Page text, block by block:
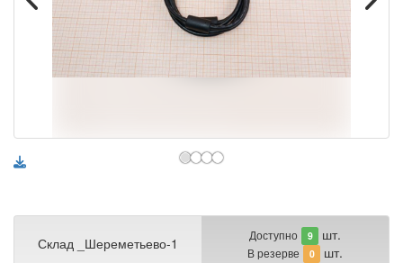
Склад _Шереметьево-1 Доступно 9 шт.
В резерве 0 шт.